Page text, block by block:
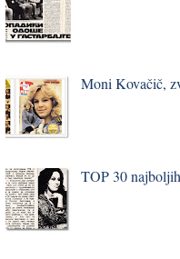
Moni Kovačič,
TOP 30